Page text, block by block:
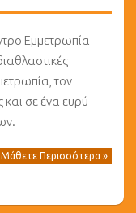
Εμμετρωπία
τον
σε ένα ευρύ
Μάθετε Περισσότερα »